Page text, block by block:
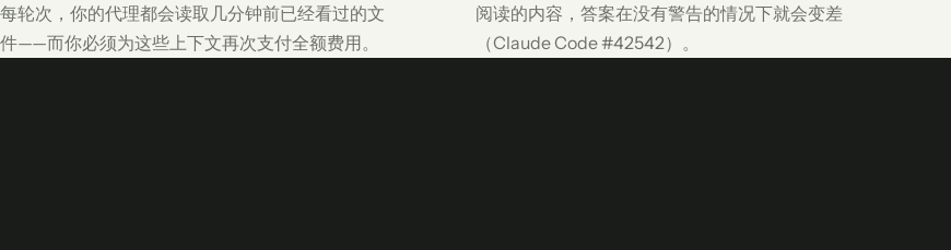
每轮次，你的代理都会读取几分钟前已经看过的文
件——而你必须为这些上下文再次支付全额费用。
阅读的内容，答案在没有警告的情况下就会变差
（Claude Code #42542）。